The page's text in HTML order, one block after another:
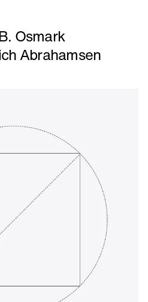
Osmark
Abrahamsen